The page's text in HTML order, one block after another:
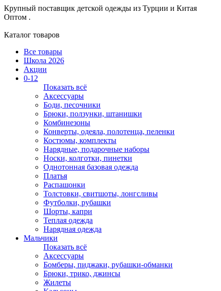
Крупный поставщик детской одежды из Турции и Китая
Оптом .
Каталог товаров
Все товары
Школа 2026
Акции
0-12
Показать всё
Аксессуары
Боди, песочники
Брюки, ползунки, штанишки
Комбинезоны
Конверты, одеяла, полотенца, пеленки
Костюмы, комплекты
Нарядные, подарочные наборы
Носки, колготки, пинетки
Однотонная базовая одежда
Платья
Распашонки
Толстовки, свитшоты, лонгсливы
Футболки, рубашки
Шорты, капри
Теплая одежда
Нарядная одежда
Мальчики
Показать всё
Аксессуары
Бомберы, пиджаки, рубашки-обманки
Брюки, трико, джинсы
Жилеты